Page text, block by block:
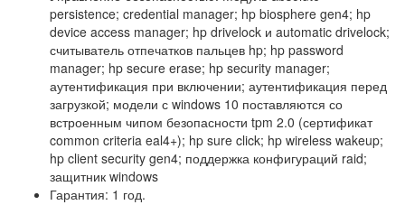
persistence; credential manager; hp biosphere gen4; hp
device access manager; hp drivelock и automatic drivelock;
считыватель отпечатков пальцев hp; hp password
manager; hp secure erase; hp security manager;
аутентификация при включении; аутентификация перед
загрузкой; модели с windows 10 поставляются со
встроенным чипом безопасности tpm 2.0 (сертификат
common criteria eal4+); hp sure click; hp wireless wakeup;
hp client security gen4; поддержка конфигураций raid;
защитник windows
Гарантия: 1 год.